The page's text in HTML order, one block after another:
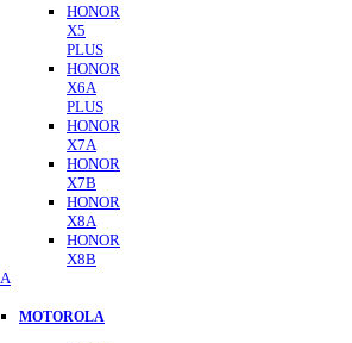
HONOR
X5
PLUS
HONOR
X6A
PLUS
HONOR
X7A
HONOR
X7B
HONOR
X8A
HONOR
X8B
MOTOROLA